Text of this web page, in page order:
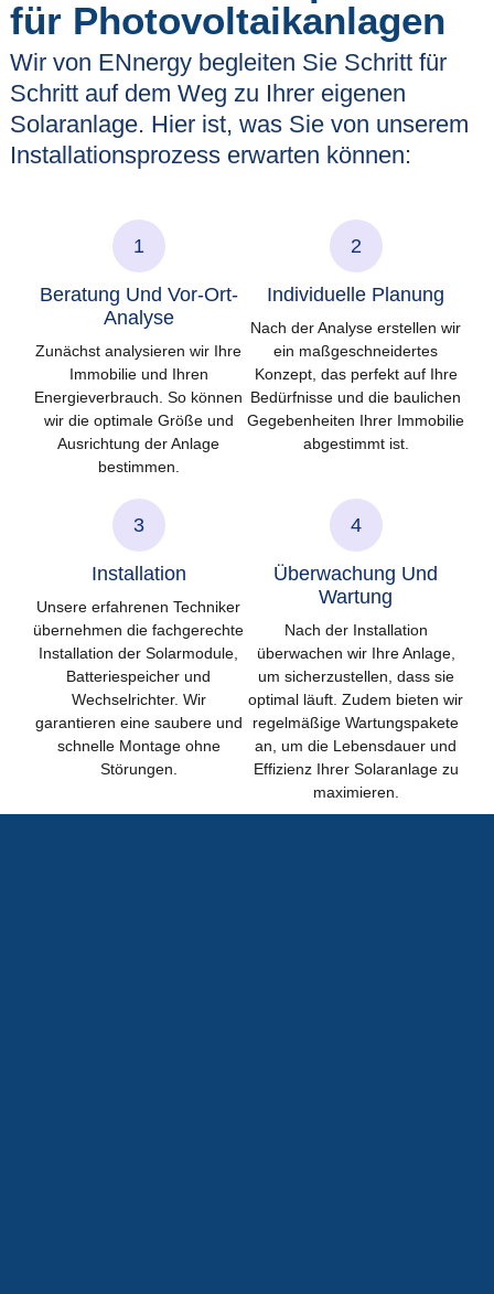
für Photovoltaikanlagen
Wir von ENnergy begleiten Sie Schritt für
Schritt auf dem Weg zu Ihrer eigenen
Solaranlage. Hier ist, was Sie von unserem
Installationsprozess erwarten können:
1
Beratung Und Vor-Ort-
Analyse
Zunächst analysieren wir Ihre
Immobilie und Ihren
Energieverbrauch. So können
wir die optimale Größe und
Ausrichtung der Anlage
bestimmen.
2
Individuelle Planung
Nach der Analyse erstellen wir
ein maßgeschneidertes
Konzept, das perfekt auf Ihre
Bedürfnisse und die baulichen
Gegebenheiten Ihrer Immobilie
abgestimmt ist.
3
Installation
Unsere erfahrenen Techniker
übernehmen die fachgerechte
Installation der Solarmodule,
Batteriespeicher und
Wechselrichter. Wir
garantieren eine saubere und
schnelle Montage ohne
Störungen.
4
Überwachung Und
Wartung
Nach der Installation
überwachen wir Ihre Anlage,
um sicherzustellen, dass sie
optimal läuft. Zudem bieten wir
regelmäßige Wartungspakete
an, um die Lebensdauer und
Effizienz Ihrer Solaranlage zu
maximieren.